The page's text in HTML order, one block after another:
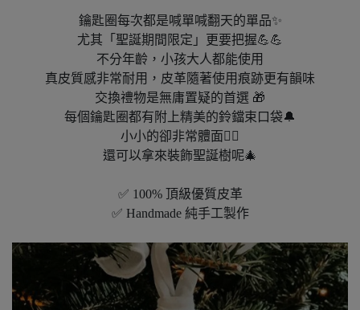
鑰匙圈每次都是喊單喊翻天的單品✨
尤其「聖誕期間限定」更要把握💪💪
不分年齡，小孩大人都能使用
真皮質感非常耐用，皮革隨著使用痕跡更有韻味
交換禮物是無庸置疑的首選 🎁
每個鑰匙圈都有附上精美的鈴鐺束口袋🔔
小小的卻非常體面👍🏻
還可以拿來裝飾聖誕樹呢🎄
✅ 100% 頂級優質皮革
✅ Handmade 純手工製作